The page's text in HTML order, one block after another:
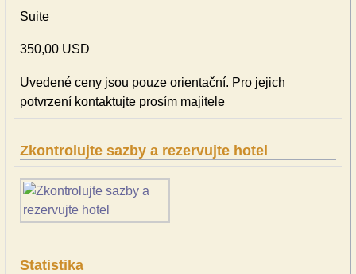
Suite
350,00 USD
Uvedené ceny jsou pouze orientační. Pro jejich
potvrzení kontaktujte prosím majitele
Zkontrolujte sazby a rezervujte hotel
Statistika